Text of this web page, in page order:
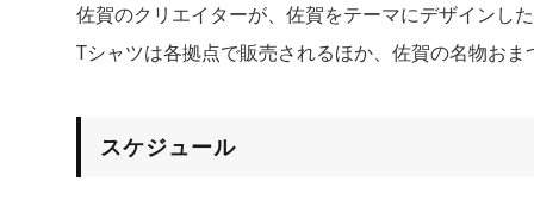
佐賀のクリエイターが、佐賀をテーマにデザインし
Tシャツは各拠点で販売されるほか、佐賀の名物お
スケジュール